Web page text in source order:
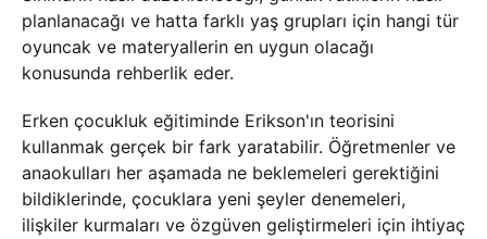
planlanacağı ve hatta farklı yaş grupları için hangi tür
oyuncak ve materyallerin en uygun olacağı
konusunda rehberlik eder.
Erken çocukluk eğitiminde Erikson'ın teorisini
kullanmak gerçek bir fark yaratabilir. Öğretmenler ve
anaokulları her aşamada ne beklemeleri gerektiğini
bildiklerinde, çocuklara yeni şeyler denemeleri,
ilişkiler kurmaları ve özgüven geliştirmeleri için ihtiyaç